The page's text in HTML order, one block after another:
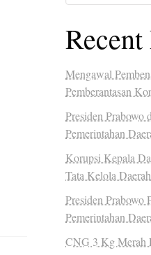
Recent
Mengawal
Pemberantasan
Presiden Prabowo
Pemerintahan
Korupsi Kepala
Tata Kelola
Presiden
Pemerintahan
CNG 3 Kg Merah